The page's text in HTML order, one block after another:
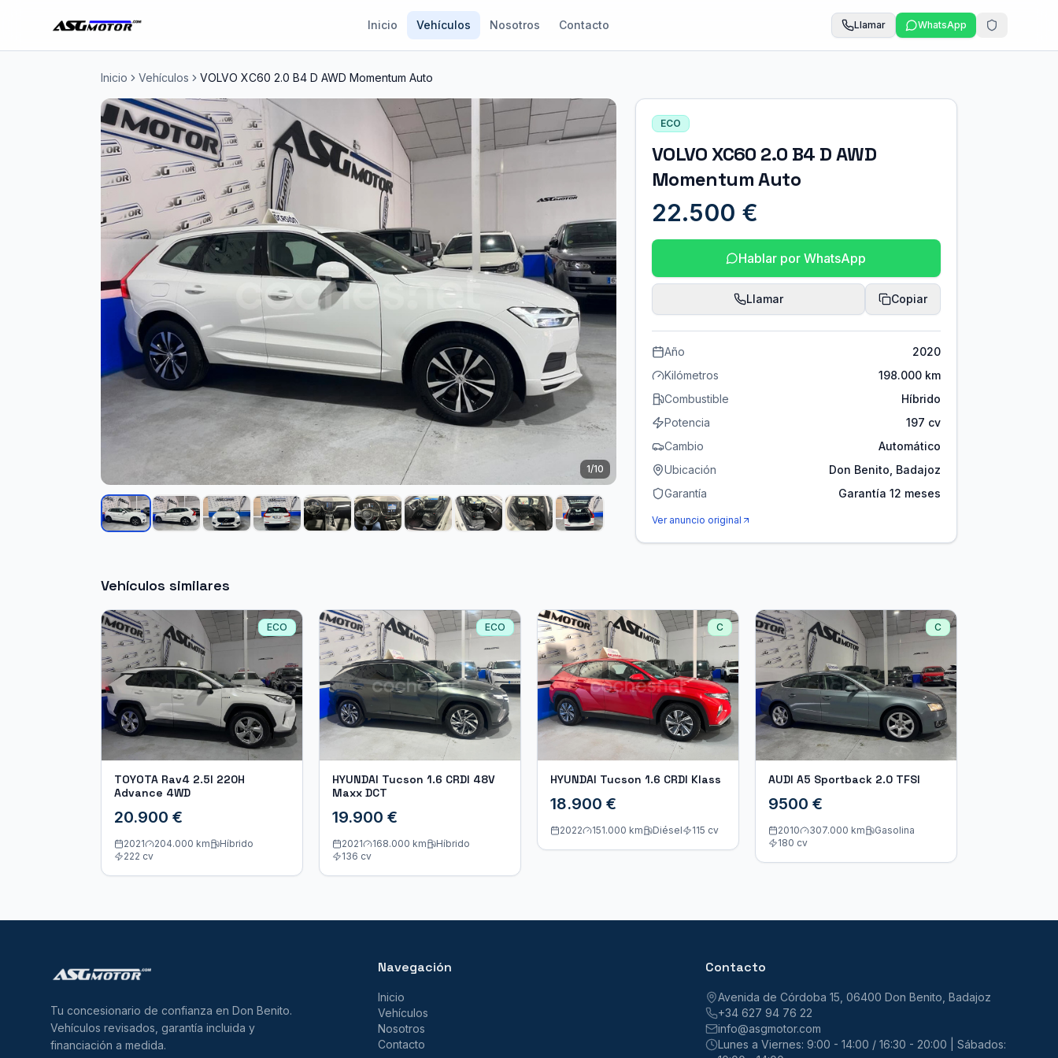
Inicio Vehículos Nosotros Contacto Llamar WhatsApp
Inicio Vehículos VOLVO XC60 2.0 B4 D AWD Momentum Auto
1/10
ECO
VOLVO XC60 2.0 B4 D AWD
Momentum Auto
22.500 €
Hablar por WhatsApp
Llamar Copiar
Año
2020
Kilómetros
198.000 km
Combustible
Híbrido
Potencia
197 cv
Cambio
Automático
Ubicación
Don Benito, Badajoz
Garantía
Garantía 12 meses
Ver anuncio original
Vehículos similares
ECO
TOYOTA Rav4 2.5l 220H
Advance 4WD
20.900 €
2021 204.000 km
Híbrido
222 cv
ECO
HYUNDAI Tucson 1.6 CRDI 48V
Maxx DCT
19.900 €
2021 168.000 km
Híbrido
136 cv
C
HYUNDAI Tucson 1.6 CRDI Klass
18.900 €
2022 151.000 km Diésel 115 cv
C
AUDI A5 Sportback 2.0 TFSI
9500 €
2010 307.000 km
Gasolina
180 cv
Tu concesionario de confianza en Don Benito.
Vehículos revisados, garantía incluida y
financiación a medida.
Navegación
Inicio
Vehículos
Nosotros
Contacto
Contacto
Avenida de Córdoba 15, 06400 Don Benito, Badajoz
+34 627 94 76 22
info@asgmotor.com
Lunes a Viernes: 9:00 - 14:00 / 16:30 - 20:00 | Sábados: